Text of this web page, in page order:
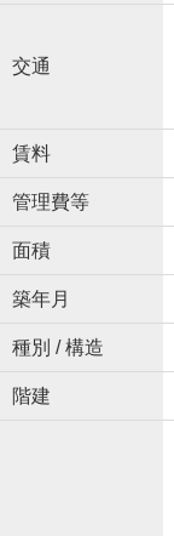
交通
賃料
管理費等
面積
築年月
種別 / 構造
階建